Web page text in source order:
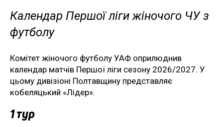
Календар Першої ліги жіночого ЧУ з
футболу
Комітет жіночого футболу УАФ оприлюднив
календар матчів Першої ліги сезону 2026/2027. У
цьому дивізіоні Полтавщину представляє
кобеляцький «Лідер».
1 тур